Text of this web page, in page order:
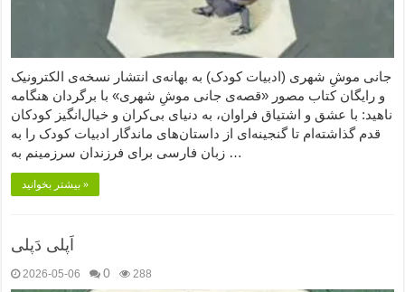
جانی موشِ شهری (ادبیات کودک) به بهانه‌ی انتشار نسخه‌ی الکترونیک
و رایگان کتاب مصور «قصه‌ی جانی موشِ شهری» با برگردان هنگامه
ناهید: با عشق و اشتیاق فراوان، به دنیای بی‌کران و خیال‌انگیز کودکان
قدم گذاشته‌ام تا گنجینه‌ای از داستان‌های ماندگار ادبیات کودک را به
زبان فارسی برای فرزندان سرزمینم به …
بیشتر بخوانید »
اَپلی دَپلی
2026-05-06 0 288